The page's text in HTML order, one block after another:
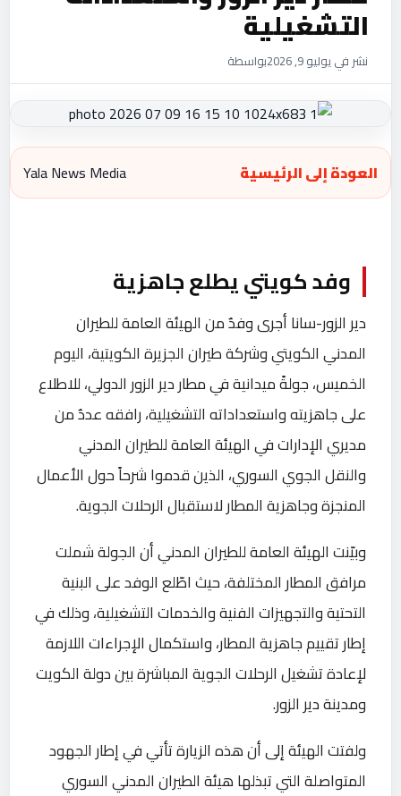
التشغيلية
نشر في يوليو 9, 2026 بواسطة
العودة إلى الرئيسية Yala News Media
وفد كويتي يطلع جاهزية
دير الزور-سانا أجرى وفدٌ من الهيئة العامة للطيران
المدني الكويتي وشركة طيران الجزيرة الكويتية، اليوم
الخميس، جولةً ميدانية في مطار دير الزور الدولي، للاطلاع
على جاهزيته واستعداداته التشغيلية، رافقه عددٌ من
مديري الإدارات في الهيئة العامة للطيران المدني
والنقل الجوي السوري، الذين قدموا شرحاً حول الأعمال
المنجزة وجاهزية المطار لاستقبال الرحلات الجوية.
وبيّنت الهيئة العامة للطيران المدني أن الجولة شملت
مرافق المطار المختلفة، حيث اطّلع الوفد على البنية
التحتية والتجهيزات الفنية والخدمات التشغيلية، وذلك في
إطار تقييم جاهزية المطار، واستكمال الإجراءات اللازمة
لإعادة تشغيل الرحلات الجوية المباشرة بين دولة الكويت
ومدينة دير الزور.
ولفتت الهيئة إلى أن هذه الزيارة تأتي في إطار الجهود
المتواصلة التي تبذلها هيئة الطيران المدني السوري